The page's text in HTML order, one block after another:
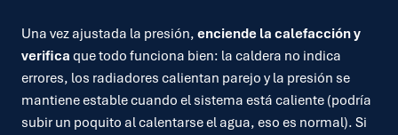
Una vez ajustada la presión, enciende la calefacción y
verifica que todo funciona bien: la caldera no indica
errores, los radiadores calientan parejo y la presión se
mantiene estable cuando el sistema está caliente (podría
subir un poquito al calentarse el agua, eso es normal). Si